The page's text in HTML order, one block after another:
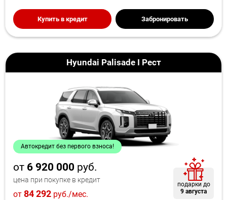
Купить в кредит Забронировать
Hyundai Palisade I Рест
Автокредит без первого взноса!
от 6 920 000 руб.
цена при покупке в кредит
от 84 292 руб./мес.
подарки до
9 августа